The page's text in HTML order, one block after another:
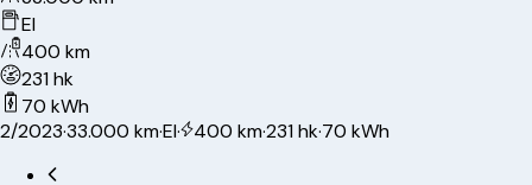
El
400 km
231 hk
70 kWh
2/2023·33.000 km·El· 400 km·231 hk·70 kWh